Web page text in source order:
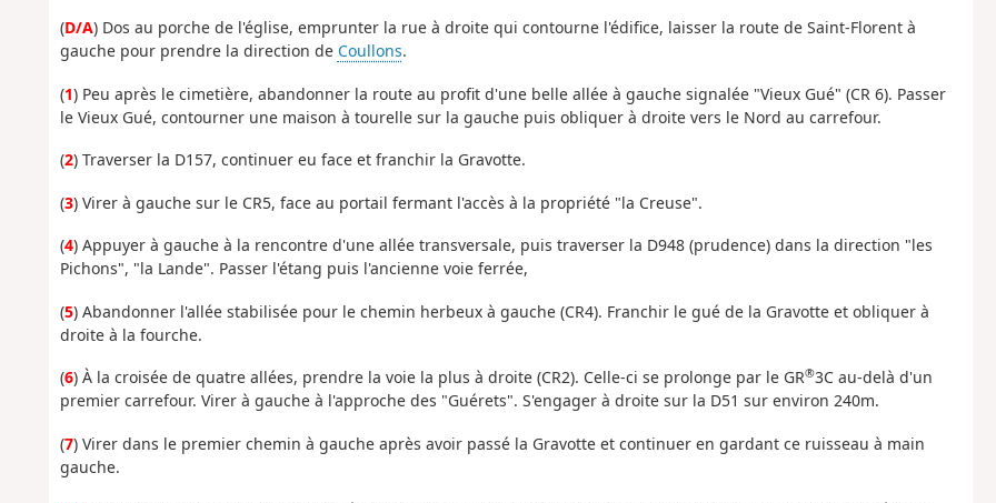
(D/A) Dos au porche de l'église, emprunter la rue à droite qui contourne l'édifice, laisser la route de Saint-Florent à
gauche pour prendre la direction de Coullons.
(1) Peu après le cimetière, abandonner la route au profit d'une belle allée à gauche signalée "Vieux Gué" (CR 6). Passer
le Vieux Gué, contourner une maison à tourelle sur la gauche puis obliquer à droite vers le Nord au carrefour.
(2) Traverser la D157, continuer eu face et franchir la Gravotte.
(3) Virer à gauche sur le CR5, face au portail fermant l'accès à la propriété "la Creuse".
(4) Appuyer à gauche à la rencontre d'une allée transversale, puis traverser la D948 (prudence) dans la direction "les
Pichons", "la Lande". Passer l'étang puis l'ancienne voie ferrée,
(5) Abandonner l'allée stabilisée pour le chemin herbeux à gauche (CR4). Franchir le gué de la Gravotte et obliquer à
droite à la fourche.
(6) À la croisée de quatre allées, prendre la voie la plus à droite (CR2). Celle-ci se prolonge par le GR®3C au-delà d'un
premier carrefour. Virer à gauche à l'approche des "Guérets". S'engager à droite sur la D51 sur environ 240m.
(7) Virer dans le premier chemin à gauche après avoir passé la Gravotte et continuer en gardant ce ruisseau à main
gauche.